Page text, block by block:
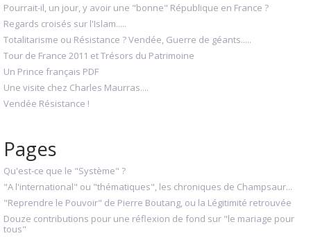
Pourrait-il, un jour, y avoir une "bonne" République en France ?
Regards croisés sur l'Islam.....
Totalitarisme ou Résistance ? Vendée, Guerre de géants.....
Tour de France 2011 et Trésors du Patrimoine
Un Prince français PDF
Une visite chez Charles Maurras....
Vendée Résistance !
Pages
Qu'est-ce que le "Système" ?
"A l'international" ou "thématiques", les chroniques de Champsaur...
"Reprendre le Pouvoir" de Pierre Boutang, ou la Légitimité retrouvée
Douze contributions pour une réflexion de fond sur "le mariage pour
tous"